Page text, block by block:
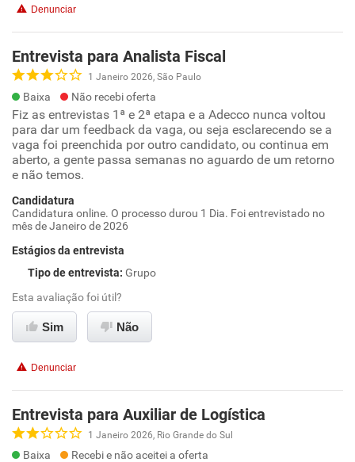
Denunciar
Entrevista para Analista Fiscal
1 Janeiro 2026, São Paulo
Baixa Não recebi oferta
Fiz as entrevistas 1ª e 2ª etapa e a Adecco nunca voltou
para dar um feedback da vaga, ou seja esclarecendo se a
vaga foi preenchida por outro candidato, ou continua em
aberto, a gente passa semanas no aguardo de um retorno
e não temos.
Candidatura
Candidatura online. O processo durou 1 Dia. Foi entrevistado no
mês de Janeiro de 2026
Estágios da entrevista
Tipo de entrevista: Grupo
Esta avaliação foi útil?
Sim Não
Denunciar
Entrevista para Auxiliar de Logística
1 Janeiro 2026, Rio Grande do Sul
Baixa Recebi e não aceitei a oferta